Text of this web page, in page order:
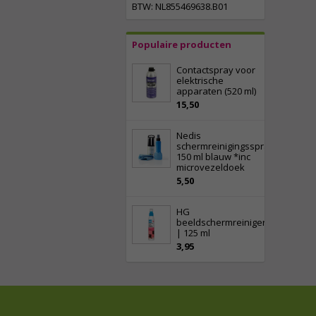
BTW: NL855469638.B01
Populaire producten
Contactspray voor
elektrische
apparaten (520 ml)
15,50
Nedis
schermreinigingsspray
150 ml blauw *inc
microvezeldoek
5,50
HG
beeldschermreiniger
| 125 ml
3,95